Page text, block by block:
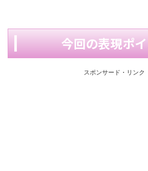
今回の表現ポ
スポンサード・リンク